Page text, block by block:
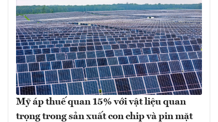
Mỹ áp thuế quan 15% với vật liệu quan
trọng trong sản xuất con chip và pin mặt